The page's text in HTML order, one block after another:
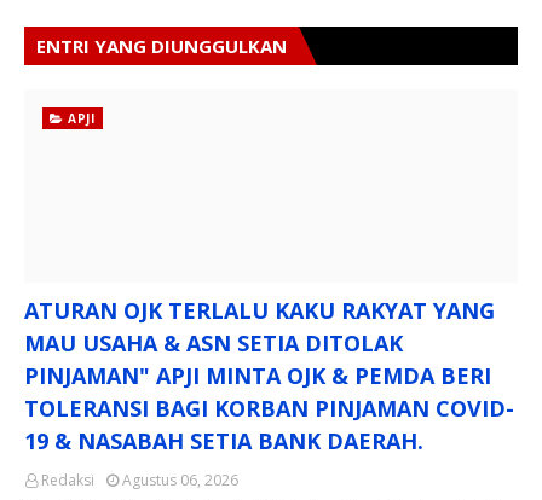
ENTRI YANG DIUNGGULKAN
APJI
ATURAN OJK TERLALU KAKU RAKYAT YANG
MAU USAHA & ASN SETIA DITOLAK
PINJAMAN" APJI MINTA OJK & PEMDA BERI
TOLERANSI BAGI KORBAN PINJAMAN COVID-
19 & NASABAH SETIA BANK DAERAH.
Redaksi
Agustus 06, 2026